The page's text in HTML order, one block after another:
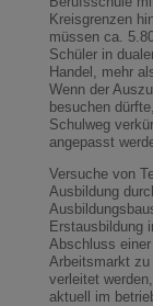
Kreisgrenzen
müssen ca.
Schüler in
Handel, mehr
Wenn der
besuchen
Schulweg
angepasst
Versuche von
Ausbildung
Erstausbildung
Abschluss
Arbeitsmarkt zu
verleitet
aktuell im